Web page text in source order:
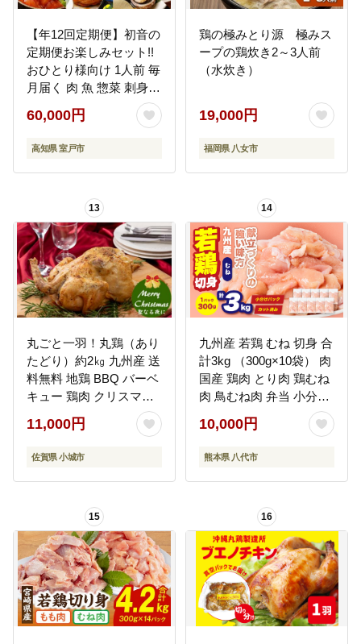
【年12回定期便】初音の
定期便お楽しみセット!!
おひとり様向け 1人前 毎
月届く 肉 魚 惣菜 刺身
加工品 おかず 一人暮ら
し 冷凍 hn050
60,000円
高知県 室戸市
鶏の極みとり源 極みス
ープの鶏炊き2～3人前
（水炊き）
19,000円
福岡県 八女市
13
丸ごと一羽！丸鶏（あり
たどり）約2㎏ 九州産 送
料無料 地鶏 BBQ バーベ
キュー 鶏肉 クリスマス
料理 鳥 肉 佐賀
11,000円
佐賀県 小城市
14
九州産 若鶏 むね 切身 合
計3kg （300g×10袋） 肉
国産 鶏肉 とり肉 鶏むね
肉 鳥むね肉 弁当 小分け
パック サラダチキン お
かず 冷凍
10,000円
熊本県 八代市
15 16